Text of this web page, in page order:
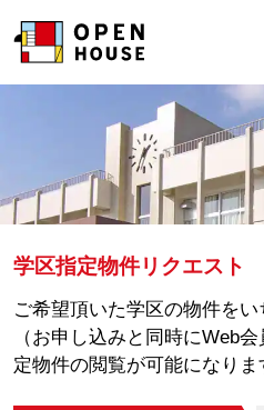
学区指定物件リクエスト
ご希望頂いた学区の物件をい
（お申し込みと同時にWeb
定物件の閲覧が可能になりま